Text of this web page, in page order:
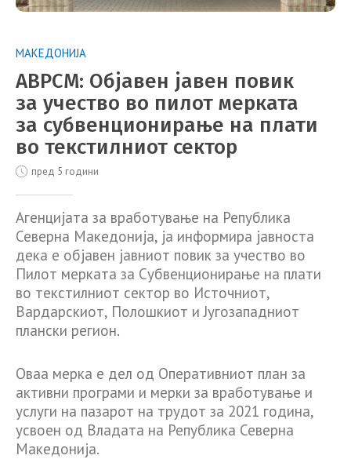
МАКЕДОНИЈА
АВРСМ: Објавен јавен повик
за учество во пилот мерката
за субвенционирање на плати
во текстилниот сектор
пред 5 години
Агенцијата за вработување на Република
Северна Македонија, ја информира јавноста
дека е објавен јавниот повик за учество во
Пилот мерката за Субвенционирање на плати
во текстилниот сектор во Источниот,
Вардарскиот, Полошкиот и Југозападниот
плански регион.
Оваа мерка е дел од Оперативниот план за
активни програми и мерки за вработување и
услуги на пазарот на трудот за 2021 година,
усвоен од Владата на Република Северна
Македонија.